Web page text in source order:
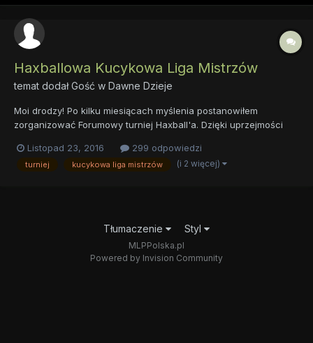
Haxballowa Kucykowa Liga Mistrzów
temat dodał Gość w Dawne Dzieje
Moi drodzy! Po kilku miesiącach myślenia postanowiłem
zorganizować Forumowy turniej Haxball'a. Dzięki uprzejmości
zasady. W turnieju weźmie udział sześć drużyn po cztery osoby
(3 pierwszy skład +1 rezerwowy). Każdy może zapisywać się
Listopad 23, 2016 299 odpowiedzi
turniej kucykowa liga mistrzów (i 2 więcej)
Tłumaczenie Styl
MLPPolska.pl
Powered by Invision Community